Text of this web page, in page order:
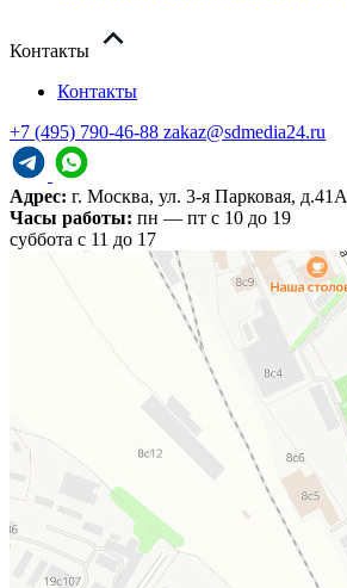
Контакты
Контакты
+7 (495) 790-46-88 zakaz@sdmedia24.ru
Адрес: г. Москва, ул. 3-я Парковая, д.41А
Часы работы: пн — пт с 10 до 19
cуббота с 11 до 17